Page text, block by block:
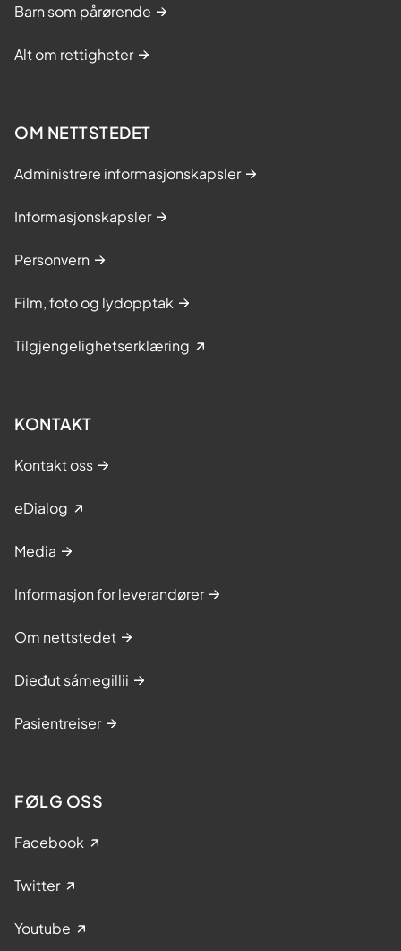
r
Barn som pårørende
Alt om rettigheter
OM NETTSTEDET
Administrere informasjonskapsler
Informasjonskapsler
Personvern
Film, foto og lydopptak
Tilgjengelighetserklæring
KONTAKT
Kontakt oss
eDialog
Media
Informasjon for leverandører
Om nettstedet
Dieđut sámegillii
Pasientreiser
FØLG OSS
Facebook
Twitter
Youtube